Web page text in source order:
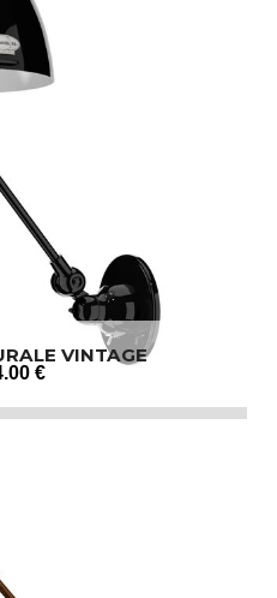
VINTAGE
.00 €